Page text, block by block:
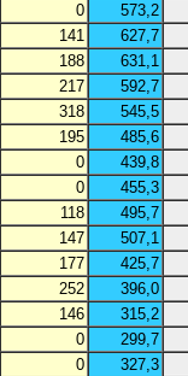
0
573,2
141
627,7
188
631,1
217
592,7
318
545,5
195
485,6
0
439,8
0
455,3
118
495,7
147
507,1
177
425,7
252
396,0
146
315,2
0
299,7
0
327,3